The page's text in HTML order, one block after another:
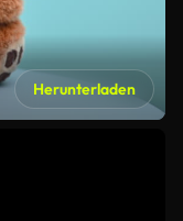
Herunterladen